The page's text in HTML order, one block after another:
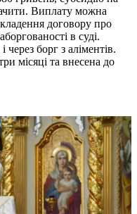
Виплату можна
договору про
в суді.
борг з аліментів.
місяці та внесена до